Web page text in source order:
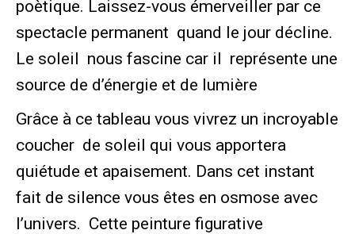
poètique. Laissez-vous émerveiller par ce
spectacle permanent quand le jour décline.
Le soleil nous fascine car il représente une
source de d’énergie et de lumière
Grâce à ce tableau vous vivrez un incroyable
coucher de soleil qui vous apportera
quiétude et apaisement. Dans cet instant
fait de silence vous êtes en osmose avec
l’univers. Cette peinture figurative